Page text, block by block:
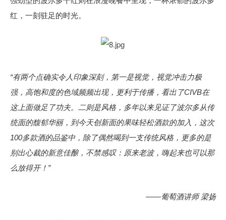
红，一刻驻足的时光。
“有两个点确实令人印象深刻，第一是视觉，视觉冲击力极
强，高饱和度的色域频频出现，更利于传播，看出了CIVB在
这上面做足了功夫。二则是风格，多年以来见证了波尔多从传
统面的馥郁华丽，到今天创新面的果味轻松酒款的加入，这次
100多款酒的品鉴中，除了偶然喝到一支传统风格，更多的是
别出心裁的新意佳酿，不禁感叹：原来老波，嗨起来也可以那
么放得开！”
——葡萄酒讲师 梁扬